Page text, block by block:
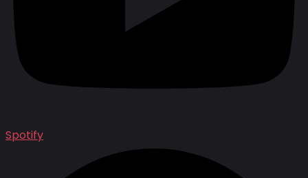
Spotify